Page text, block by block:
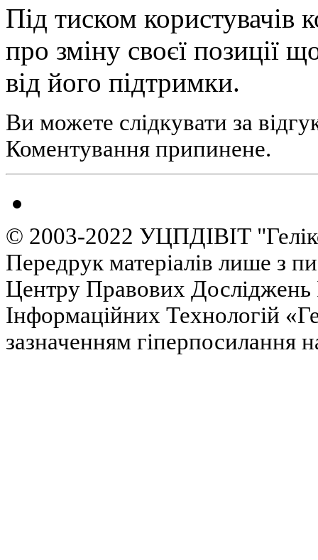
Під тиском користувачів
про зміну своєї позиції
від його підтримки.
Ви можете слідкувати за
Коментування припинене.
© 2003-2022 УЦПДІВІТ
Передрук матеріалів лише з
Центру Правових Досліджень
Інформаційних Технологій
зазначенням гіперпосилання